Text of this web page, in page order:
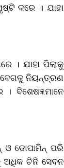
କରେ । ଯାହା
। ଯାହା ପିଲାକୁ
ନିୟନ୍ତ୍ରଣ
ବିଶେଷଜ୍ଞମାନେ
ଓ ଡୋପାମିନ୍ ପରି
ଅଧିକ ଚିନି ସେବନ